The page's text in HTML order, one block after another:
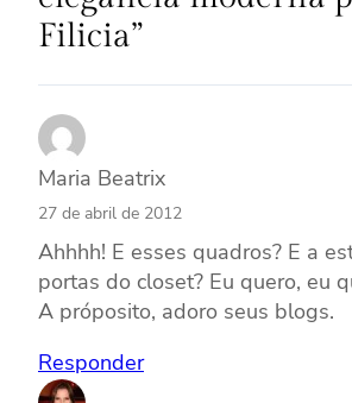
Filicia”
Maria Beatrix
27 de abril de 2012
Ahhhh! E esses quadros? E a
portas do closet? Eu quero, eu
A próposito, adoro seus blogs.
Responder